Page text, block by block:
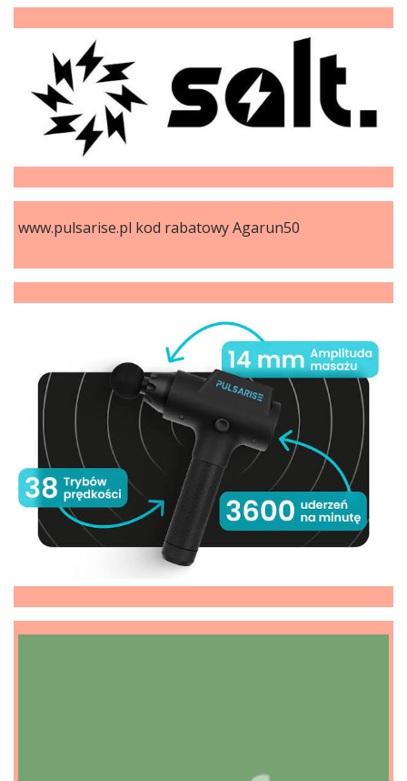
www.pulsarise.pl kod rabatowy Agarun50